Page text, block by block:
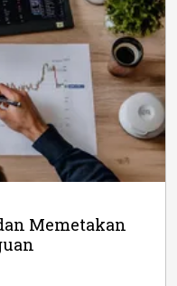
Memetakan